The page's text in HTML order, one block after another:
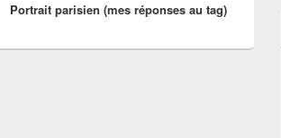
suivant :
Portrait parisien (mes réponses au tag)